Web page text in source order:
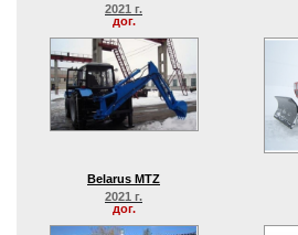
2021 г.
дог.
Belarus MTZ
2021 г.
дог.